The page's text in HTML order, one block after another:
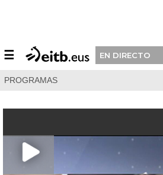
☰ EN DIRECTO
PROGRAMAS